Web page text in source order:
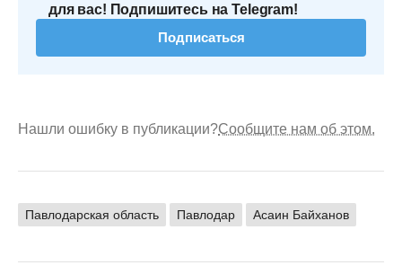
для вас! Подпишитесь на Telegram!
Подписаться
Нашли ошибку в публикации?Сообщите нам об этом.
Павлодарская область Павлодар Асаин Байханов